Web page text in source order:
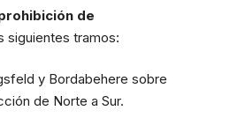
de
siguientes tramos:
y Bordabehere sobre
de Norte a Sur.